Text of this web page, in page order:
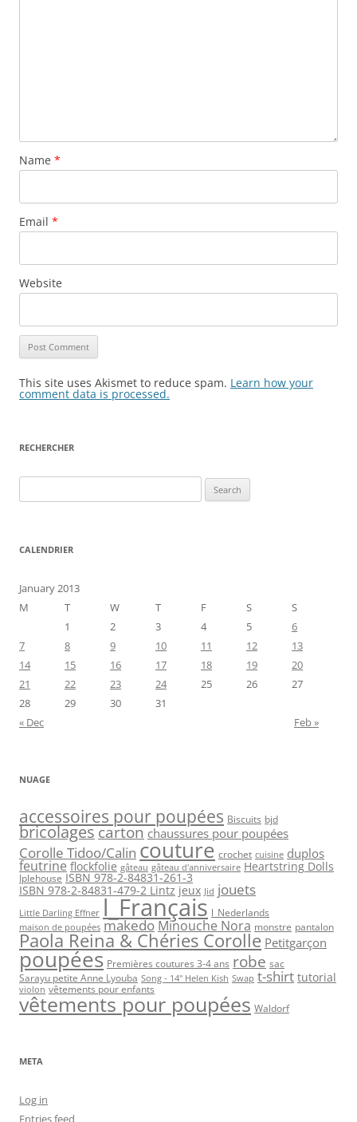
Name *
Email *
Website
This site uses Akismet to reduce spam. Learn how your
comment data is processed.
RECHERCHER
for:
CALENDRIER
January 2013
M
T W T F S
S
1
2 3 4 5
6
7
8 9 10 11 12
13
14
15 16 17 18 19
20
21
22 23 24 25 26
27
28
29 30
31
« Dec
Feb »
NUAGE
accessoires pour poupées Biscuits bjd
bricolagescarton chaussures pour poupées
Corolle Tidoo/Calin couture crochet cuisine duplos
feutrine flockfolie gâteau gâteau d'anniversaire Heartstring Dolls
Iplehouse ISBN 978-2-84831-261-3
ISBN 978-2-84831-479-2 Lintz jeux Jid jouets
Little Darling Effner l_Français l_Nederlands
maison de poupées makedo Minouche Nora monstre pantalon
Paola Reina & Chéries Corolle Petitgarçon
poupées Premières coutures 3-4 ans robe sac
Sarayu petite Anne Lyouba Song - 14" Helen Kish Swap t-shirt tutorial
violon vêtements pour enfants
vêtements pour poupées Waldorf
META
Log in
Entries feed